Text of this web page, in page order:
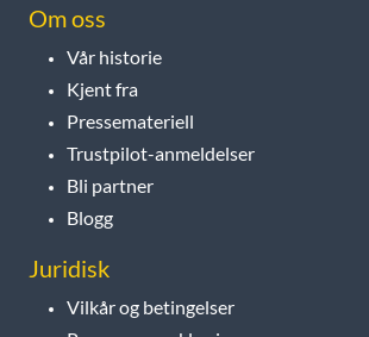
Om oss
Vår historie
Kjent fra
Pressemateriell
Trustpilot-anmeldelser
Bli partner
Blogg
Juridisk
Vilkår og betingelser